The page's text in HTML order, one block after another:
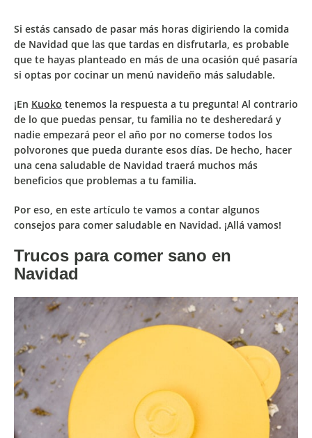
Si estás cansado de pasar más horas digiriendo la comida
de Navidad que las que tardas en disfrutarla, es probable
que te hayas planteado en más de una ocasión qué pasaría
si optas por cocinar un menú navideño más saludable.
¡En Kuoko tenemos la respuesta a tu pregunta! Al contrario
de lo que puedas pensar, tu familia no te desheredará y
nadie empezará peor el año por no comerse todos los
polvorones que pueda durante esos días. De hecho, hacer
una cena saludable de Navidad traerá muchos más
beneficios que problemas a tu familia.
Por eso, en este artículo te vamos a contar algunos
consejos para comer saludable en Navidad. ¡Allá vamos!
Trucos para comer sano en
Navidad